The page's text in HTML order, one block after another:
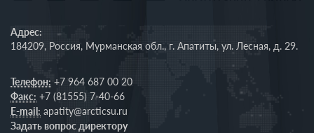
Адрес:
184209, Россия, Мурманская обл., г. Апатиты, ул. Лесная, д. 29.
Телефон: +7 964 687 00 20
Факс: +7 (81555) 7-40-66
E-mail: apatity@arcticsu.ru
Задать вопрос директору